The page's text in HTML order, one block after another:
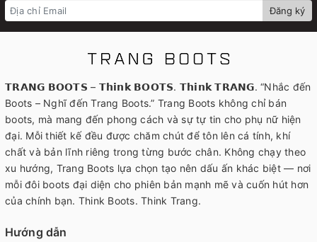
Đăng ký
𝗧𝗥𝗔𝗡𝗚 𝗕𝗢𝗢𝗧𝗦 – 𝗧𝗵𝗶𝗻𝗸 𝗕𝗢𝗢𝗧𝗦. 𝗧𝗵𝗶𝗻𝗸 𝗧𝗥𝗔𝗡𝗚. “Nhắc đến
Boots – Nghĩ đến Trang Boots.” Trang Boots không chỉ bán
boots, mà mang đến phong cách và sự tự tin cho phụ nữ hiện
đại. Mỗi thiết kế đều được chăm chút để tôn lên cá tính, khí
chất và bản lĩnh riêng trong từng bước chân. Không chạy theo
xu hướng, Trang Boots lựa chọn tạo nên dấu ấn khác biệt — nơi
mỗi đôi boots đại diện cho phiên bản mạnh mẽ và cuốn hút hơn
của chính bạn. Think Boots. Think Trang.
Hướng dẫn